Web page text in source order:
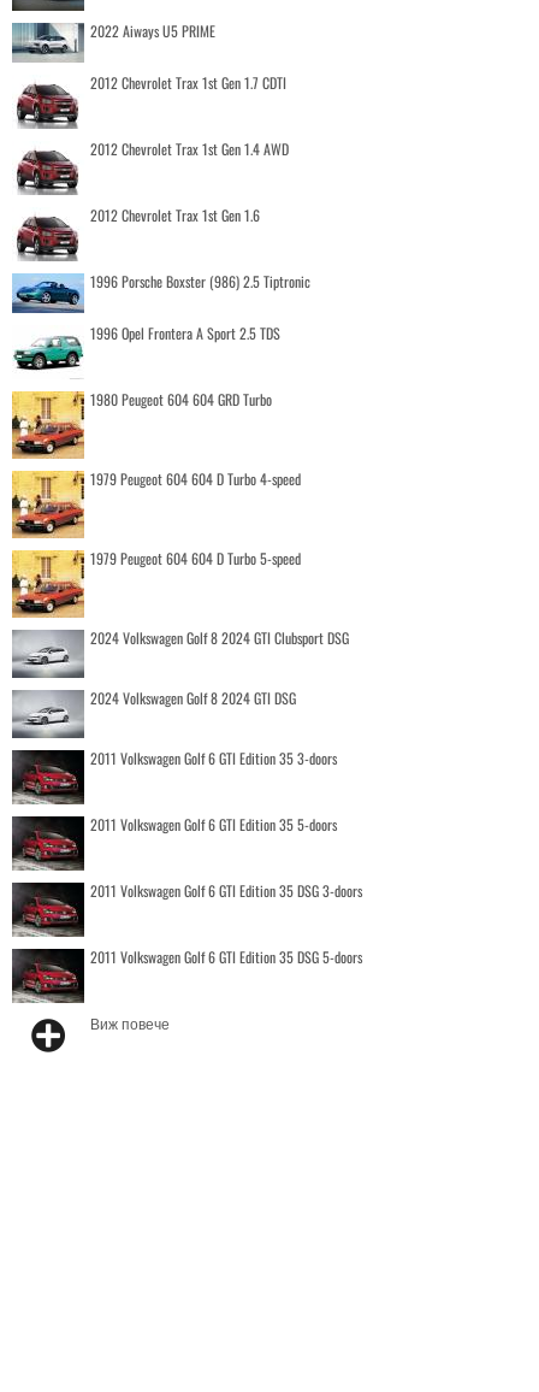
2022 Aiways U5 PRIME
2012 Chevrolet Trax 1st Gen 1.7 CDTI
2012 Chevrolet Trax 1st Gen 1.4 AWD
2012 Chevrolet Trax 1st Gen 1.6
1996 Porsche Boxster (986) 2.5 Tiptronic
1996 Opel Frontera A Sport 2.5 TDS
1980 Peugeot 604 604 GRD Turbo
1979 Peugeot 604 604 D Turbo 4-speed
1979 Peugeot 604 604 D Turbo 5-speed
2024 Volkswagen Golf 8 2024 GTI Clubsport DSG
2024 Volkswagen Golf 8 2024 GTI DSG
2011 Volkswagen Golf 6 GTI Edition 35 3-doors
2011 Volkswagen Golf 6 GTI Edition 35 5-doors
2011 Volkswagen Golf 6 GTI Edition 35 DSG 3-doors
2011 Volkswagen Golf 6 GTI Edition 35 DSG 5-doors
Виж повече